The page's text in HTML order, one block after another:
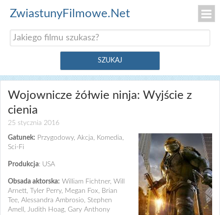
ZwiastunyFilmowe.Net
Wojownicze żółwie ninja: Wyjście z
cienia
25 stycznia 2016
Gatunek: Przygodowy, Akcja, Komedia,
Sci-Fi
Produkcja: USA
Obsada aktorska: William Fichtner, Will
Arnett, Tyler Perry, Megan Fox, Brian
Tee, Alessandra Ambrosio, Stephen
Amell, Judith Hoag, Gary Anthony